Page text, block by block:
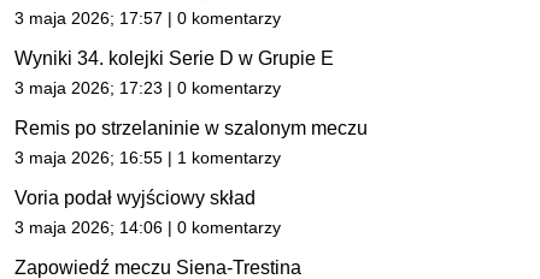
3 maja 2026; 17:57 | 0 komentarzy
Wyniki 34. kolejki Serie D w Grupie E
3 maja 2026; 17:23 | 0 komentarzy
Remis po strzelaninie w szalonym meczu
3 maja 2026; 16:55 | 1 komentarzy
Voria podał wyjściowy skład
3 maja 2026; 14:06 | 0 komentarzy
Zapowiedź meczu Siena-Trestina